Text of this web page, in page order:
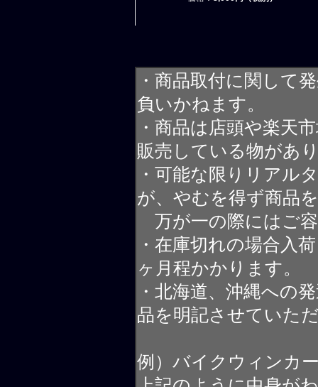
・商品取付に関して
負いかねます。
・商品は店頭や楽天
販売している物があ
・可能な限りリアル
が、やむを得ず商品
万が一の際にはご
・在庫切れの場合入
ヶ月程かかります。
・北海道、沖縄への
品を明記させていた
例）バイクウィンカ